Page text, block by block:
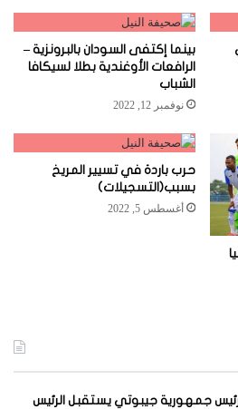
بينما إكتفى السودان بالبرونزية –
الرافعات الأوغندية بطلا لسيكافا
الشباب
نوفمبر 12, 2022
حرب باردة في تسيير المريخ
بسبب(التسجيلات)
أغسطس 5, 2022
جمهورية جيبوتي يستقبل الرئيس